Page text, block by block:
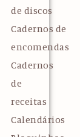
de discos
Cadernos de
encomendas
Cadernos
de
receitas
Calendários